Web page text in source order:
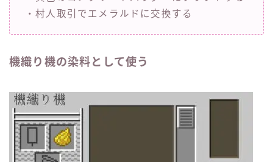
・村人取引でエメラルドに交換する
機織り機の染料として使う